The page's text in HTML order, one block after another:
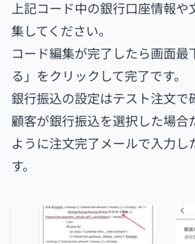
上記コード中の銀行口座情報
集してください。
コード編集が完了したら画面最
る」をクリックして完了です。
銀行振込の設定はテスト注文で
顧客が銀行振込を選択した場合
ように注文完了メールで入力し
す。